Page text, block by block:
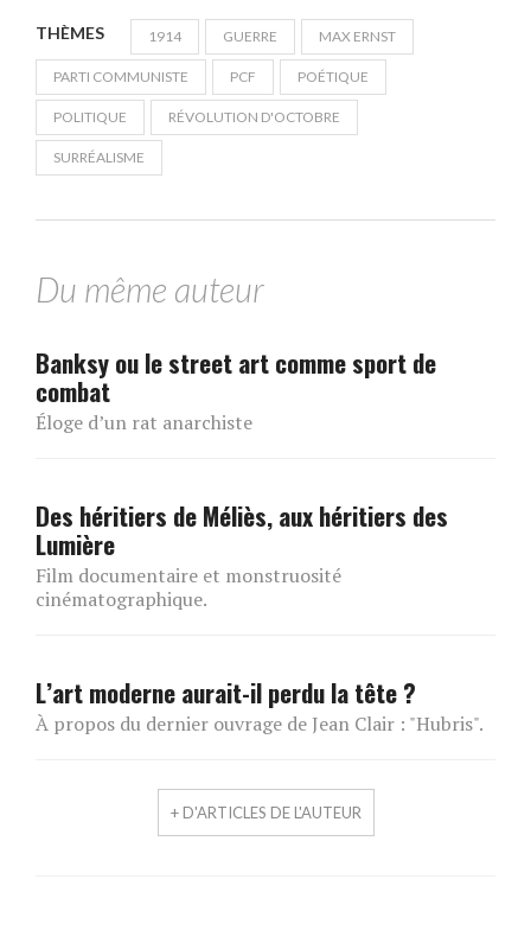
THÈMES 1914 GUERRE MAX ERNST
PARTI COMMUNISTE PCF POÉTIQUE
POLITIQUE RÉVOLUTION D'OCTOBRE
SURRÉALISME
Du même auteur
Banksy ou le street art comme sport de
combat
Éloge d’un rat anarchiste
Des héritiers de Méliès, aux héritiers des
Lumière
Film documentaire et monstruosité
cinématographique.
L’art moderne aurait-il perdu la tête ?
À propos du dernier ouvrage de Jean Clair : "Hubris".
+ D'ARTICLES DE L'AUTEUR